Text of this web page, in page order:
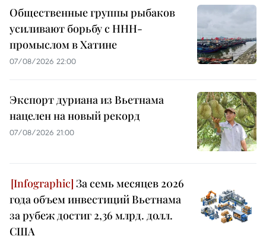
Общественные группы рыбаков
усиливают борьбу с ННН-
промыслом в Хатине
07/08/2026 22:00
Экспорт дуриана из Вьетнама
нацелен на новый рекорд
07/08/2026 21:00
За семь месяцев 2026
года объем инвестиций Вьетнама
за рубеж достиг 2,36 млрд. долл.
США